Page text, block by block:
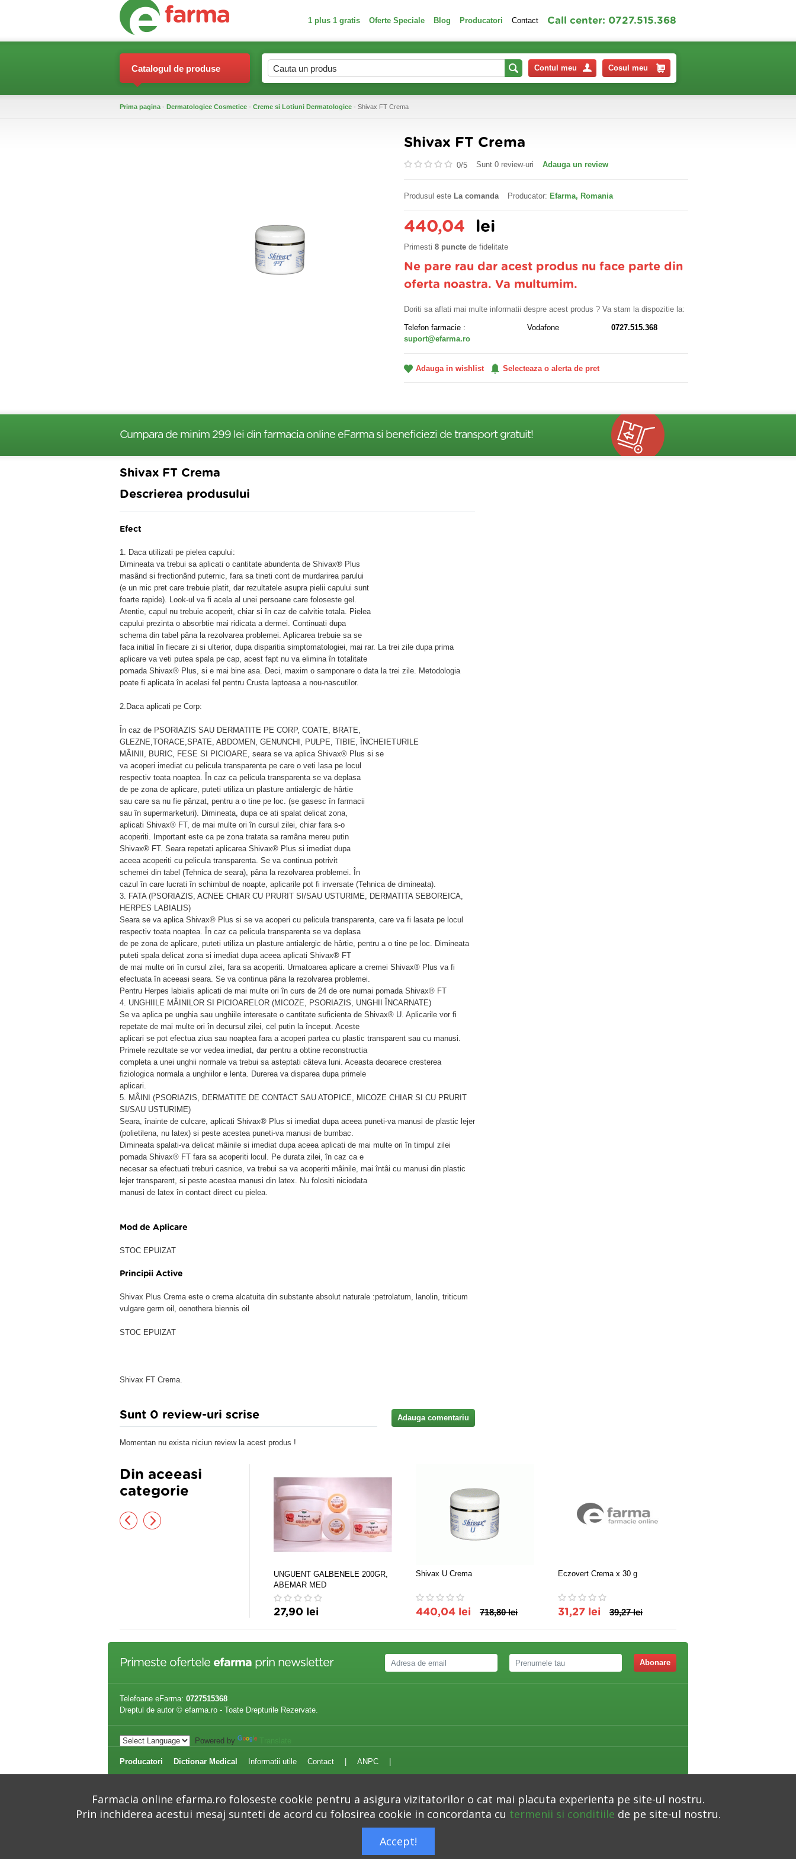
1 plus 1 gratis Oferte Speciale Blog Producatori Contact Call center: 0727.515.368
Catalogul de produse Contul meu Cosul meu
Prima pagina - Dermatologice Cosmetice - Creme si Lotiuni Dermatologice - Shivax FT Crema
Shivax FT Crema
0/5 Sunt 0 review-uri Adauga un review
Produsul este La comanda Producator: Efarma, Romania
440,04 lei
Primesti 8 puncte de fidelitate
Ne pare rau dar acest produs nu face parte din
oferta noastra. Va multumim.
Doriti sa aflati mai multe informatii despre acest produs ? Va stam la dispozitie la:
Telefon farmacie : Vodafone
0727.515.368
suport@efarma.ro
Adauga in wishlist Selecteaza o alerta de pret
Cumpara de minim 299 lei din farmacia online eFarma si beneficiezi de transport gratuit!
Shivax FT Crema
Descrierea produsului
Efect
1. Daca utilizati pe pielea capului:
Dimineata va trebui sa aplicati o cantitate abundenta de Shivax® Plus
masând si frectionând puternic, fara sa tineti cont de murdarirea parului
(e un mic pret care trebuie platit, dar rezultatele asupra pielii capului sunt
foarte rapide). Look-ul va fi acela al unei persoane care foloseste gel.
Atentie, capul nu trebuie acoperit, chiar si în caz de calvitie totala. Pielea
capului prezinta o absorbtie mai ridicata a dermei. Continuati dupa
schema din tabel pâna la rezolvarea problemei. Aplicarea trebuie sa se
faca initial în fiecare zi si ulterior, dupa disparitia simptomatologiei, mai rar. La trei zile dupa prima
aplicare va veti putea spala pe cap, acest fapt nu va elimina în totalitate
pomada Shivax® Plus, si e mai bine asa. Deci, maxim o samponare o data la trei zile. Metodologia
poate fi aplicata în acelasi fel pentru Crusta laptoasa a nou-nascutilor.
2.Daca aplicati pe Corp:
În caz de PSORIAZIS SAU DERMATITE PE CORP, COATE, BRATE,
GLEZNE,TORACE,SPATE, ABDOMEN, GENUNCHI, PULPE, TIBIE, ÎNCHEIETURILE
MÂINII, BURIC, FESE SI PICIOARE, seara se va aplica Shivax® Plus si se
va acoperi imediat cu pelicula transparenta pe care o veti lasa pe locul
respectiv toata noaptea. În caz ca pelicula transparenta se va deplasa
de pe zona de aplicare, puteti utiliza un plasture antialergic de hârtie
sau care sa nu fie pânzat, pentru a o tine pe loc. (se gasesc în farmacii
sau în supermarketuri). Dimineata, dupa ce ati spalat delicat zona,
aplicati Shivax® FT, de mai multe ori în cursul zilei, chiar fara s-o
acoperiti. Important este ca pe zona tratata sa ramâna mereu putin
Shivax® FT. Seara repetati aplicarea Shivax® Plus si imediat dupa
aceea acoperiti cu pelicula transparenta. Se va continua potrivit
schemei din tabel (Tehnica de seara), pâna la rezolvarea problemei. În
cazul în care lucrati în schimbul de noapte, aplicarile pot fi inversate (Tehnica de dimineata).
3. FATA (PSORIAZIS, ACNEE CHIAR CU PRURIT SI/SAU USTURIME, DERMATITA SEBOREICA,
HERPES LABIALIS)
Seara se va aplica Shivax® Plus si se va acoperi cu pelicula transparenta, care va fi lasata pe locul
respectiv toata noaptea. În caz ca pelicula transparenta se va deplasa
de pe zona de aplicare, puteti utiliza un plasture antialergic de hârtie, pentru a o tine pe loc. Dimineata
puteti spala delicat zona si imediat dupa aceea aplicati Shivax® FT
de mai multe ori în cursul zilei, fara sa acoperiti. Urmatoarea aplicare a cremei Shivax® Plus va fi
efectuata în aceeasi seara. Se va continua pâna la rezolvarea problemei.
Pentru Herpes labialis aplicati de mai multe ori în curs de 24 de ore numai pomada Shivax® FT
4. UNGHIILE MÂINILOR SI PICIOARELOR (MICOZE, PSORIAZIS, UNGHII ÎNCARNATE)
Se va aplica pe unghia sau unghiile interesate o cantitate suficienta de Shivax® U. Aplicarile vor fi
repetate de mai multe ori în decursul zilei, cel putin la început. Aceste
aplicari se pot efectua ziua sau noaptea fara a acoperi partea cu plastic transparent sau cu manusi.
Primele rezultate se vor vedea imediat, dar pentru a obtine reconstructia
completa a unei unghii normale va trebui sa asteptati câteva luni. Aceasta deoarece cresterea
fiziologica normala a unghiilor e lenta. Durerea va disparea dupa primele
aplicari.
5. MÂINI (PSORIAZIS, DERMATITE DE CONTACT SAU ATOPICE, MICOZE CHIAR SI CU PRURIT
SI/SAU USTURIME)
Seara, înainte de culcare, aplicati Shivax® Plus si imediat dupa aceea puneti-va manusi de plastic lejer
(polietilena, nu latex) si peste acestea puneti-va manusi de bumbac.
Dimineata spalati-va delicat mâinile si imediat dupa aceea aplicati de mai multe ori în timpul zilei
pomada Shivax® FT fara sa acoperiti locul. Pe durata zilei, în caz ca e
necesar sa efectuati treburi casnice, va trebui sa va acoperiti mâinile, mai întâi cu manusi din plastic
lejer transparent, si peste acestea manusi din latex. Nu folositi niciodata
manusi de latex în contact direct cu pielea.
Mod de Aplicare
STOC EPUIZAT
Principii Active
Shivax Plus Crema este o crema alcatuita din substante absolut naturale :petrolatum, lanolin, triticum
vulgare germ oil, oenothera biennis oil
STOC EPUIZAT
Shivax FT Crema.
Sunt 0 review-uri scrise Adauga comentariu
Momentan nu exista niciun review la acest produs !
Din aceeasi
categorie
UNGUENT GALBENELE 200GR,
ABEMAR MED
27,90 lei
Shivax U Crema
440,04 lei 718,80 lei
Eczovert Crema x 30 g
31,27 lei 39,27 lei
Primeste ofertele efarma prin newsletter Abonare
Telefoane eFarma: 0727515368
Dreptul de autor © efarma.ro - Toate Drepturile Rezervate.
Powered by
Producatori Dictionar Medical Informatii utile Contact ANPC
Autoritatea Nationala pentru Protectia Consumatorilor –
Farmacia online efarma.ro foloseste cookie pentru a asigura vizitatorilor o cat mai placuta experienta pe site-ul nostru.
Prin inchiderea acestui mesaj sunteti de acord cu folosirea cookie in concordanta cu termenii si conditiile de pe site-ul nostru.
Accept!